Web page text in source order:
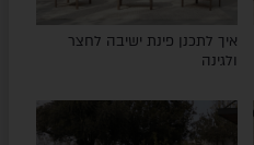
איך לתכנן פינת ישיבה לחצר
ולגינה